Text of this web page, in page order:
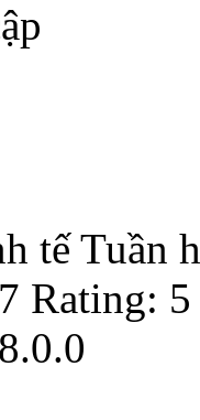
tế Tuần
Rating: 5